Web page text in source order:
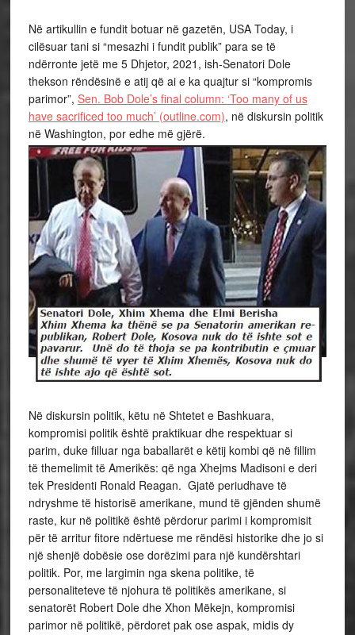
Në artikullin e fundit botuar në gazetën, USA Today, i
cilësuar tani si “mesazhi i fundit publik” para se të
ndërronte jetë me 5 Dhjetor, 2021, ish-Senatori Dole
thekson rëndësinë e atij që ai e ka quajtur si “kompromis
parimor”, Sen. Bob Dole’s final column: ‘Too many of us
have sacrificed too much’ (outline.com), në diskursin politik
në Washington, por edhe më gjërë.
Në diskursin politik, këtu në Shtetet e Bashkuara,
kompromisi politik është praktikuar dhe respektuar si
parim, duke filluar nga baballarët e këtij kombi që në fillim
të themelimit të Amerikës: që nga Xhejms Madisoni e deri
tek Presidenti Ronald Reagan. Gjatë periudhave të
ndryshme të historisë amerikane, mund të gjënden shumë
raste, kur në politikë është përdorur parimi i kompromisit
për të arritur fitore ndërtuese me rëndësi historike dhe jo si
një shenjë dobësie ose dorëzimi para një kundërshtari
politik. Por, me largimin nga skena politike, të
personaliteteve të njohura të politikës amerikane, si
senatorët Robert Dole dhe Xhon Mëkejn, kompromisi
parimor në politikë, përdoret pak ose aspak, midis dy